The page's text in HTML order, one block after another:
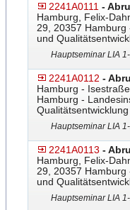
2241A0111 -
Hamburg, Felix-
29, 20357
und
Hauptseminar LIA
2241A0112 -
Hamburg -
Hamburg -
Hauptseminar LIA
2241A0113 -
Hamburg, Felix-
29, 20357
und
Hauptseminar LIA